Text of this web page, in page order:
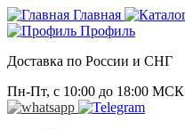
Главная
Профиль
Доставка по России и СНГ
Пн-Пт, с 10:00 до 18:00 МСК